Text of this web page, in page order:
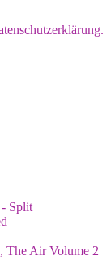
- Split
The Air Volume 2